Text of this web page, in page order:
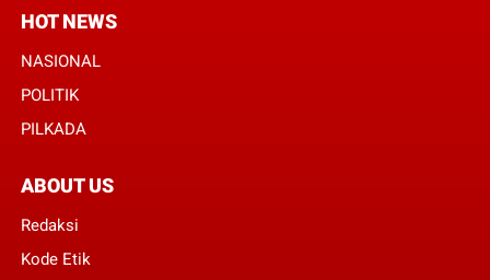
HOT NEWS
NASIONAL
POLITIK
PILKADA
ABOUT US
Redaksi
Kode Etik